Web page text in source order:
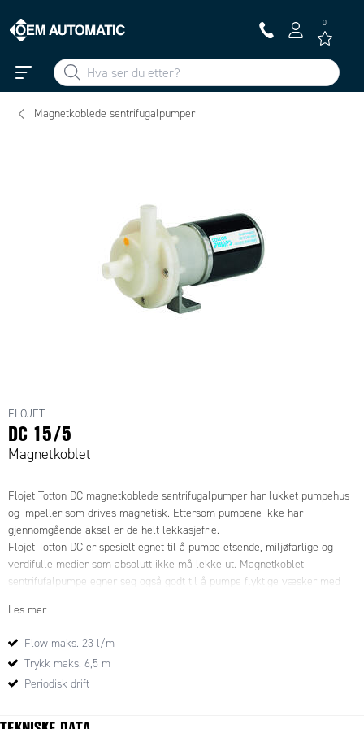
0
Magnetkoblede sentrifugalpumper
FLOJET
DC 15/5
Magnetkoblet
Flojet Totton DC magnetkoblede sentrifugalpumper har lukket pumpehus
og impeller som drives magnetisk. Ettersom pumpene ikke har
gjennomgående aksel er de helt lekkasjefrie.
Flojet Totton DC er spesielt egnet til å pumpe etsende, miljøfarlige og
verdifulle medier som absolutt ikke må lekke ut. Magnetkoblet
sentrifufalpumpe egner seg også godt til å pumpe flyktige væsker med
og lekkasjer.
og trygge for omgivelsene. De er også meget driftsikre hvilket vil holde
driftskostnadene nede.
Les mer
Flow maks. 23 l/m
Trykk maks. 6,5 m
Periodisk drift